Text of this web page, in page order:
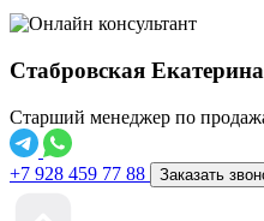
Стабровская Екатерина
Старший менеджер по
+7 928 459 77 88 Заказать